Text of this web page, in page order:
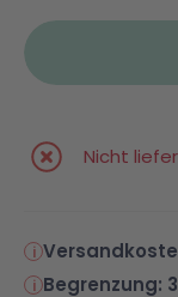
Nicht
Begrenzung: